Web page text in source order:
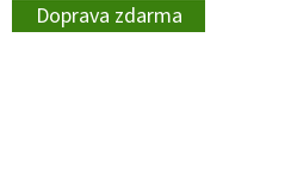
Doprava zdarma